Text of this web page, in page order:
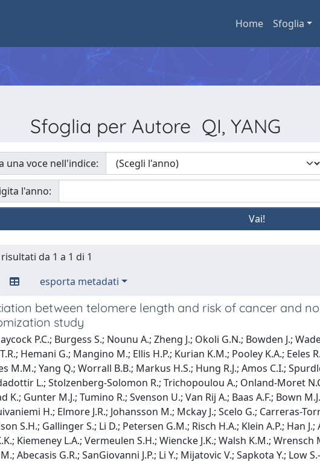
Home Sfoglia
Sfoglia per Autore QI, YANG
una voce nell'indice:
l'anno:
da 1 a 1 di 1
esporta metadati
between telomere length and risk of cancer and
study
P.C.; Burgess S.; Nounu A.; Zheng J.; Okoli G.N.; Bowden J.;
Hemani G.; Mangino M.; Ellis H.P.; Kurian K.M.; Pooley K.A.; Eeles
M.M.; Yang Q.; Worrall B.B.; Markus H.S.; Hung R.J.; Amos C.I.;
L.; Stolzenberg-Solomon R.; Trichopoulou A.; Onland-Moret
K.; Gunter M.J.; Tumino R.; Svenson U.; Van Rij A.; Baas A.F.; Bown
H.; Elmore J.R.; Johansson M.; Mckay J.; Scelo G.; Carreras-
S.H.; Gallinger S.; Li D.; Petersen G.M.; Risch H.A.; Klein A.P.; Han
Kiemeney L.A.; Vermeulen S.H.; Wiencke J.K.; Walsh K.M.;
Abecasis G.R.; SanGiovanni J.P.; Li Y.; Mijatovic V.; Sapkota Y.; Low